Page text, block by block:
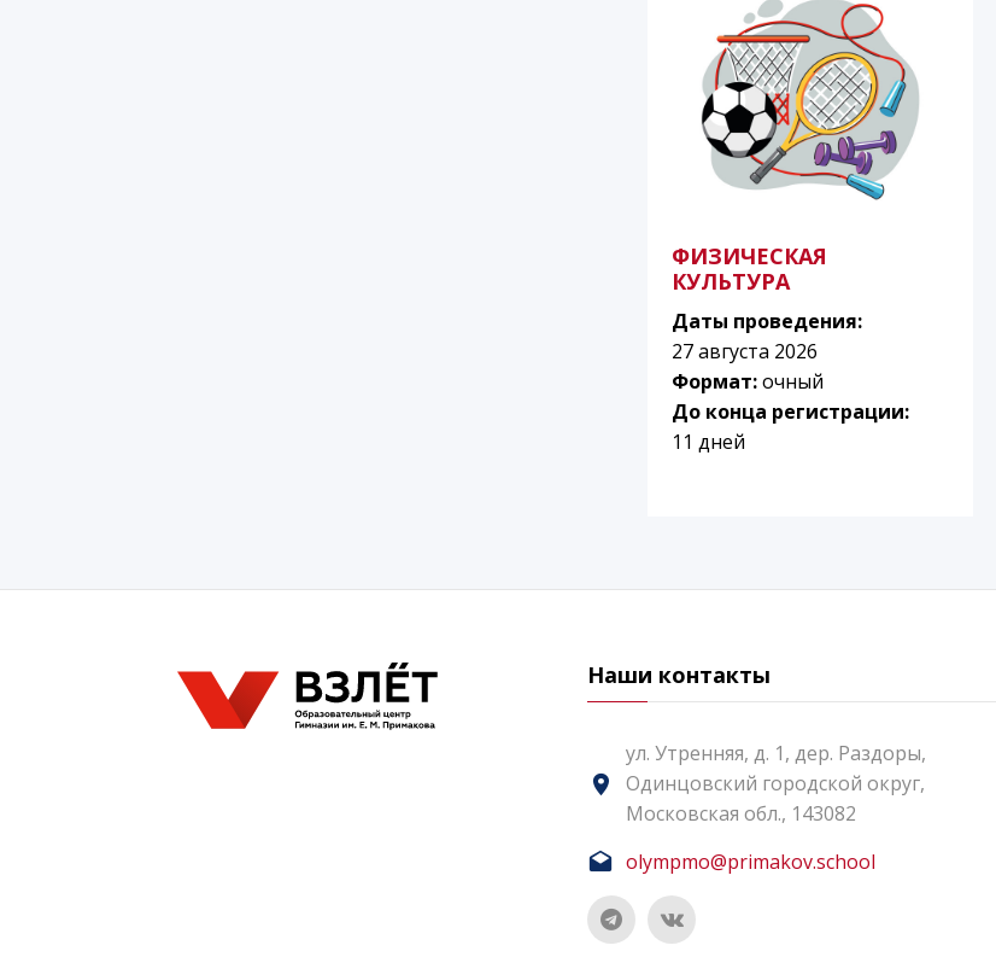
ФИЗИЧЕСКАЯ
КУЛЬТУРА
Даты проведения:
27 августа 2026
Формат:очный
До конца регистрации:
11 дней
Наши контакты
ул. Утренняя, д. 1, дер. Раздоры,
Одинцовский городской округ,
Московская обл., 143082
olympmo@primakov.school